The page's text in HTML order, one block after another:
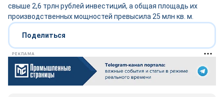
свыше 2,6 трлн рублей инвестиций, а общая площадь их
производственных мощностей превысила 25 млн кв. м.
Поделиться
РЕКЛАМА